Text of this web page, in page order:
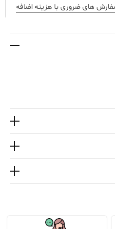
های ضروری با هزینه اضافه